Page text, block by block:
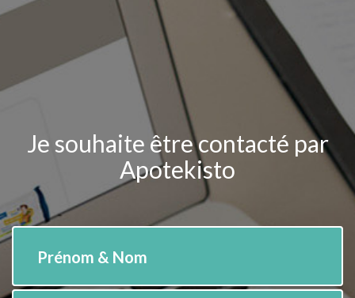
Je souhaite être contacté par
Apotekisto
Prénom & Nom